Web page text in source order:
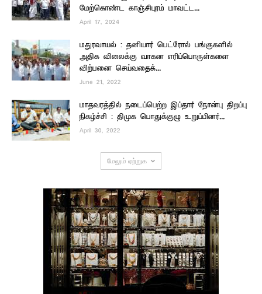
மேற்கொண்ட காஞ்சிபுரம் மாவட்ட...
April 17, 2024
மதுரவாயல் : தனியார் பெட்ரோல் பங்குகளில்
அதிக விலைக்கு வாகன எரிப்பொருள்களை
விற்பனை செய்வதைக்...
June 21, 2022
மாதவரத்தில் நடைப்பெற்ற இப்தார் நோன்பு திறப்பு
நிகழ்ச்சி : திமுக பொதுக்குழு உறுப்பினர்...
April 30, 2022
மேலும் ஏற்றுக